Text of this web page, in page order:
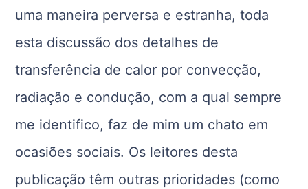
uma maneira perversa e estranha, toda
esta discussão dos detalhes de
transferência de calor por convecção,
radiação e condução, com a qual sempre
me identifico, faz de mim um chato em
ocasiões sociais. Os leitores desta
publicação têm outras prioridades (como